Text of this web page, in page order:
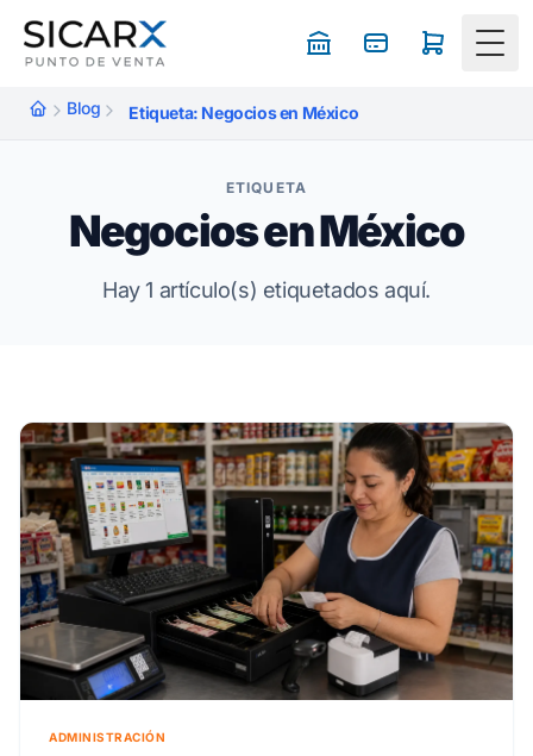
Blog Etiqueta: Negocios en México
ETIQUETA
Negocios en México
Hay 1 artículo(s) etiquetados aquí.
ADMINISTRACIÓN